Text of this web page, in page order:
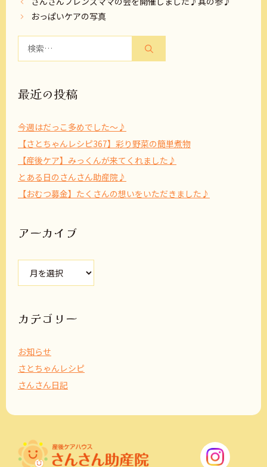
おっぱいケアの写真
最近の投稿
今週はだっこ多めでした～♪
【さとちゃんレシピ367】彩り野菜の簡単煮物
【産後ケア】みっくんが来てくれました♪
とある日のさんさん助産院♪
【おむつ募金】たくさんの想いをいただきました♪
アーカイブ
カ
ブ
カテゴリー
お知らせ
さとちゃんレシピ
さんさん日記